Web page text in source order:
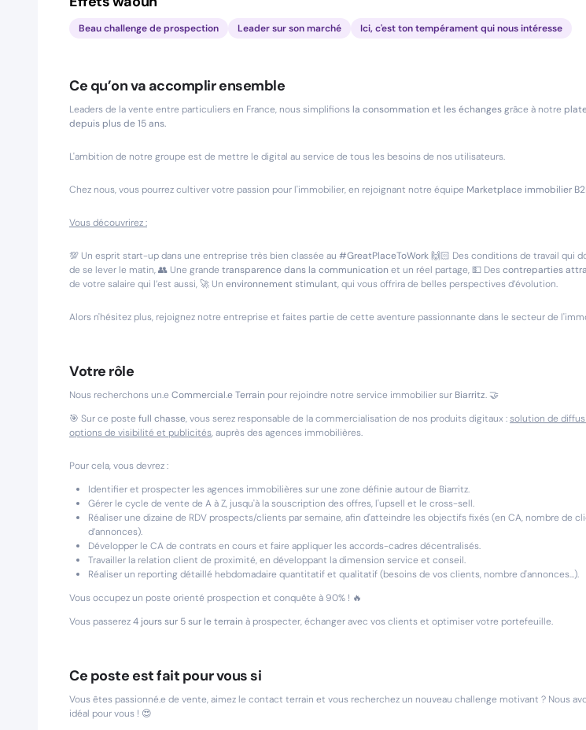
Beau challenge de prospection Leader sur son marché Ici, c'est ton tempérament qui nous intéresse
Ce qu’on va accomplir ensemble
Leaders de la vente entre particuliers en France, nous simplifions la consommation et les échangesgrâce à notre
depuis plus de 15 ans.
L'ambition de notre groupe est de mettre le digital au service de tous les besoins de nos utilisateurs.
Chez nous, vous pourrez cultiver votre passion pour l'immobilier, en rejoignant notre équipe Marketplace immobilier
Vous découvrirez :
💯 Un esprit start-up dans une entreprise très bien classée au #GreatPlaceToWork🙌🏻 Des conditions de travail qui
de se lever le matin, 👥 Une grande transparence dans la communication et un réel partage, 💵 Descontreparties
de votre salaire qui l’est aussi, 🚀 Un environnement stimulant, qui vous offrira de belles perspectives d’évolution.
Alors n'hésitez plus, rejoignez notre entreprise et faites partie de cette aventure passionnante dans le secteur de
Votre rôle
Nous recherchons un.e Commercial.e Terrain pour rejoindre notre service immobilier sur Biarritz.🤝
🎯 Sur ce poste full chasse, vous serez responsable de la commercialisation de nos produits digitaux :solution de
options de visibilité et publicités, auprès des agences immobilières.
Pour cela, vous devrez :
Identifier et prospecter les agences immobilières sur une zone définie autour de Biarritz.
Gérer le cycle de vente de A à Z, jusqu'à la souscription des offres, l'upsell et le cross-sell.
Réaliser une dizaine de RDV prospects/clients par semaine, afin d'atteindre les objectifs fixés (en CA, nombre de
d’annonces).
Développer le CA de contrats en cours et faire appliquer les accords-cadres décentralisés.
Travailler la relation client de proximité, en développant la dimension service et conseil.
Réaliser un reporting détaillé hebdomadaire quantitatif et qualitatif (besoins de vos clients, nombre d'annonces...).
Vous occupez un poste orienté prospection et conquête à 90% ! 🔥
Vous passerez4 jours sur 5 sur le terrain à prospecter, échanger avec vos clients et optimiser votre portefeuille.
Ce poste est fait pour vous si
Vous êtes passionné.e de vente, aimez le contact terrain et vous recherchez un nouveau challenge motivant ? Nous
idéal pour vous ! 😍